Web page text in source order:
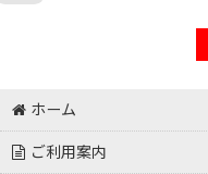
ホーム
ご利用案内